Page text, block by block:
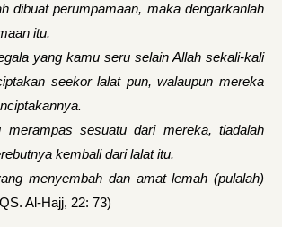
dibuat perumpamaan, maka dengarkanlah
itu.
yang kamu seru selain Allah sekali-kali
seekor lalat pun, walaupun mereka
sesuatu dari mereka, tiadalah
kembali dari lalat itu.
menyembah dan amat lemah (pulalah)
Al-Hajj, 22: 73)